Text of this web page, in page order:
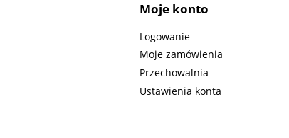
Moje konto
Logowanie
Moje zamówienia
Przechowalnia
Ustawienia konta